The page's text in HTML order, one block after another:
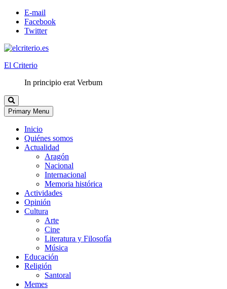
E-mail
Facebook
Twitter
El Criterio
In principio erat Verbum
Primary Menu
Inicio
Quiénes somos
Actualidad
Aragón
Nacional
Internacional
Memoria histórica
Actividades
Opinión
Cultura
Arte
Cine
Literatura y Filosofía
Música
Educación
Religión
Santoral
Memes